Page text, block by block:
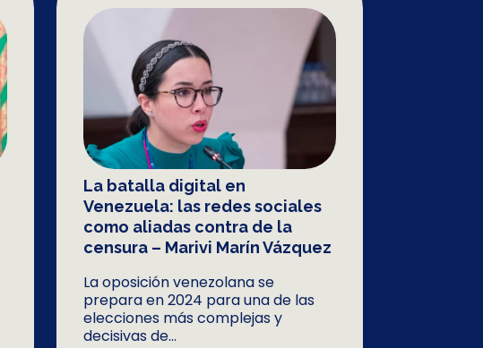
La batalla digital en
Venezuela: las redes sociales
como aliadas contra de la
censura – Marivi Marín Vázquez
La oposición venezolana se
prepara en 2024 para una de las
elecciones más complejas y
decisivas de...